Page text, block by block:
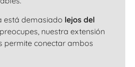
está demasiado lejos del
nuestra extensión
permite conectar ambos